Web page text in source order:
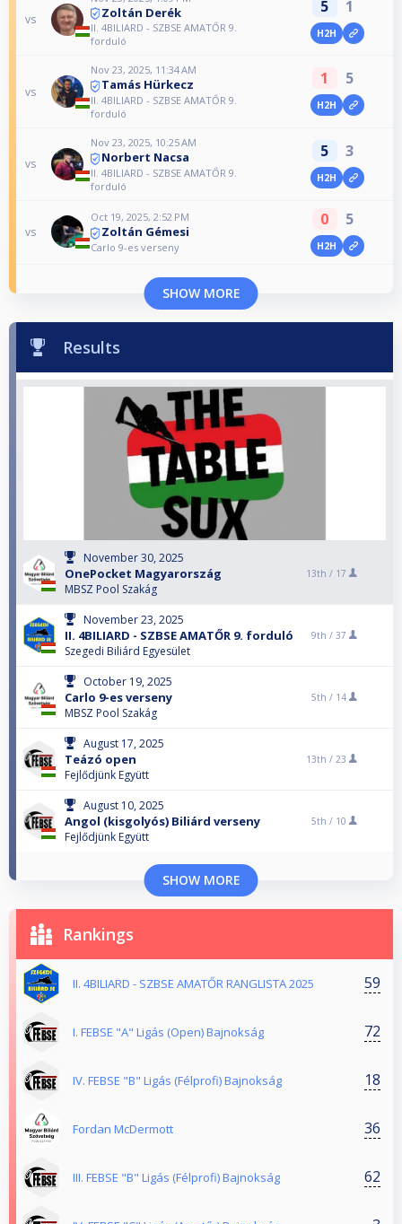
vs Zoltán Derék
II. 4BILIARD - SZBSE AMATŐR 9.
forduló
5 1
H2H
vs
Nov 23, 2025, 11:34 AM
Tamás Hürkecz
II. 4BILIARD - SZBSE AMATŐR 9.
forduló
1 5
H2H
vs
Nov 23, 2025, 10:25 AM
Norbert Nacsa
II. 4BILIARD - SZBSE AMATŐR 9.
forduló
5 3
H2H
vs
Oct 19, 2025, 2:52 PM
Zoltán Gémesi
Carlo 9-es verseny
0 5
H2H
SHOW MORE
Results
November 30, 2025
OnePocket Magyarország
MBSZ Pool Szakág
13th / 17
November 23, 2025
II. 4BILIARD - SZBSE AMATŐR 9. forduló
Szegedi Biliárd Egyesület
9th / 37
October 19, 2025
Carlo 9-es verseny
MBSZ Pool Szakág
5th / 14
August 17, 2025
Teázó open
Fejlődjünk Együtt
13th / 23
August 10, 2025
Angol (kisgolyós) Biliárd verseny
Fejlődjünk Együtt
5th / 10
SHOW MORE
Rankings
II. 4BILIARD - SZBSE AMATŐR RANGLISTA 2025 59
I. FEBSE "A" Ligás (Open) Bajnokság 72
IV. FEBSE "B" Ligás (Félprofi) Bajnokság 18
Fordan McDermott 36
III. FEBSE "B" Ligás (Félprofi) Bajnokság 62